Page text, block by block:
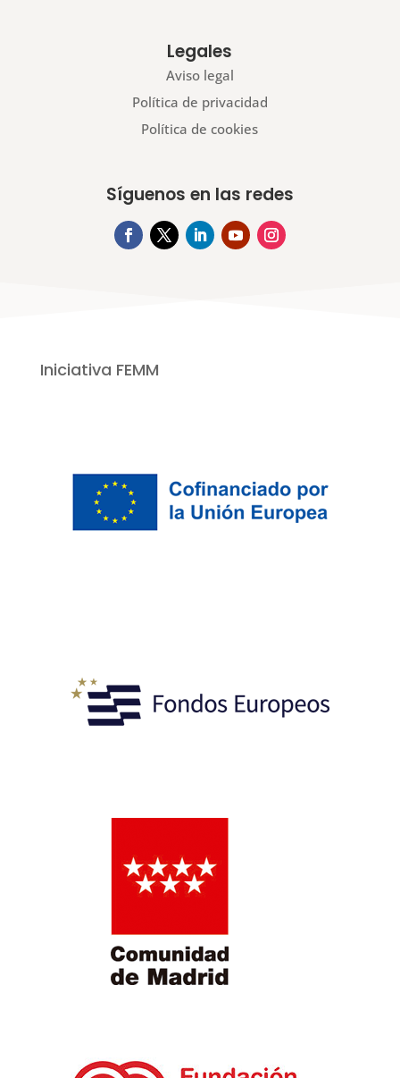
Legales
Aviso legal
Política de privacidad
Política de cookies
Síguenos en las redes
Iniciativa FEMM